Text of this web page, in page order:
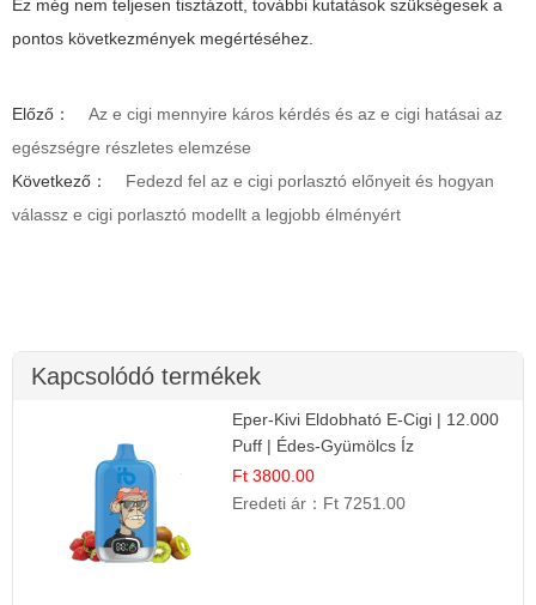
Ez még nem teljesen tisztázott, további kutatások szükségesek a
pontos következmények megértéséhez.
Előző：
Az e cigi mennyire káros kérdés és az e cigi hatásai az
egészségre részletes elemzése
Következő：
Fedezd fel az e cigi porlasztó előnyeit és hogyan
válassz e cigi porlasztó modellt a legjobb élményért
Kapcsolódó termékek
Eper-Kivi Eldobható E-Cigi | 12.000
Puff | Édes-Gyümölcs Íz
Ft 3800.00
Eredeti ár： Ft 7251.00